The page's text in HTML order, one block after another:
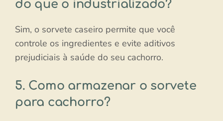
do que o industrializado?
Sim, o sorvete caseiro permite que você
controle os ingredientes e evite aditivos
prejudiciais à saúde do seu cachorro.
5. Como armazenar o sorvete
para cachorro?